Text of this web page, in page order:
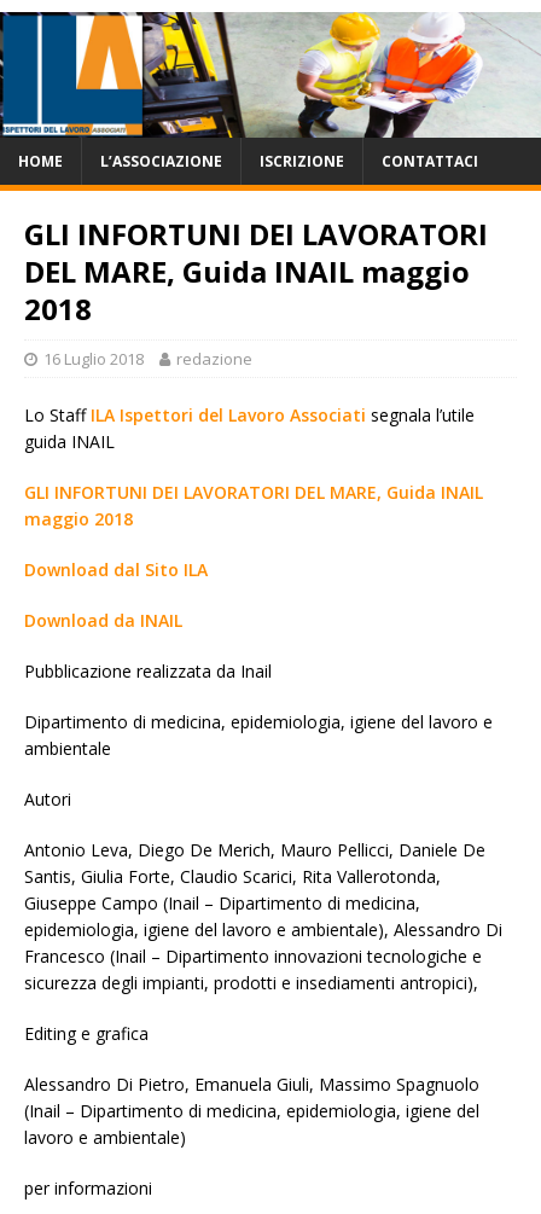
HOME L’ASSOCIAZIONE ISCRIZIONE CONTATTACI
GLI INFORTUNI DEI LAVORATORI
DEL MARE, Guida INAIL maggio
2018
16 Luglio 2018 redazione
Lo Staff ILA Ispettori del Lavoro Associati segnala l’utile
guida INAIL
GLI INFORTUNI DEI LAVORATORI DEL MARE, Guida INAIL
maggio 2018
Download dal Sito ILA
Download da INAIL
Pubblicazione realizzata da Inail
Dipartimento di medicina, epidemiologia, igiene del lavoro e
ambientale
Autori
Antonio Leva, Diego De Merich, Mauro Pellicci, Daniele De
Santis, Giulia Forte, Claudio Scarici, Rita Vallerotonda,
Giuseppe Campo (Inail – Dipartimento di medicina,
epidemiologia, igiene del lavoro e ambientale), Alessandro Di
Francesco (Inail – Dipartimento innovazioni tecnologiche e
sicurezza degli impianti, prodotti e insediamenti antropici),
Editing e grafica
Alessandro Di Pietro, Emanuela Giuli, Massimo Spagnuolo
(Inail – Dipartimento di medicina, epidemiologia, igiene del
lavoro e ambientale)
per informazioni